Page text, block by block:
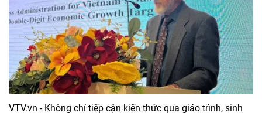
VTV.vn - Không chỉ tiếp cận kiến thức qua giáo trình, sinh